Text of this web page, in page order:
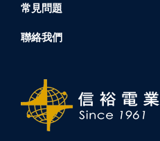
常見問題
聯絡我們